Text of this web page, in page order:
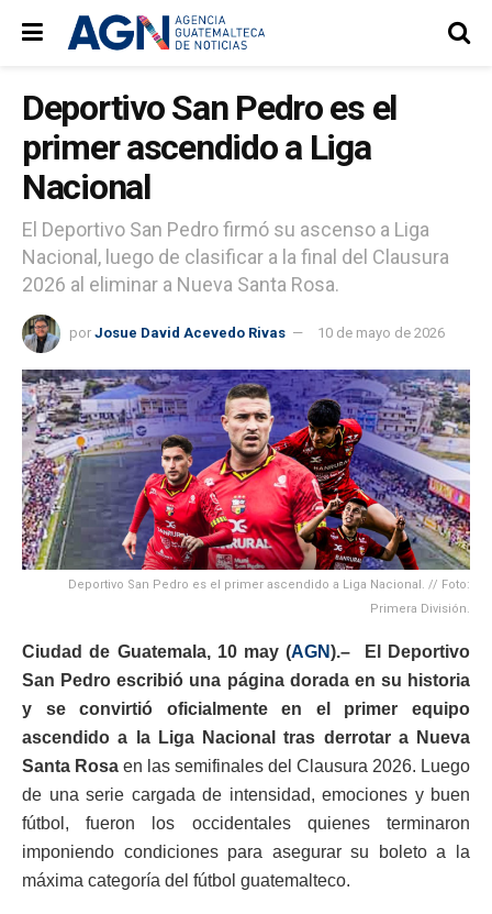
Deportivo San Pedro es el
primer ascendido a Liga
Nacional
El Deportivo San Pedro firmó su ascenso a Liga
Nacional, luego de clasificar a la final del Clausura
2026 al eliminar a Nueva Santa Rosa.
por Josue David Acevedo Rivas 10 de mayo de 2026
Deportivo San Pedro es el primer ascendido a Liga Nacional. // Foto:
Primera División.
Ciudad de Guatemala, 10 may (AGN).– El
Deportivo
San Pedro escribió una página dorada en su historia
y se convirtió oficialmente en el primer equipo
ascendido a la Liga Nacional tras derrotar a Nueva
Santa Rosa en las semifinales del Clausura 2026. Luego
de una serie cargada de intensidad, emociones y buen
fútbol, fueron los occidentales quienes terminaron
imponiendo condiciones para asegurar su boleto a la
máxima categoría del fútbol guatemalteco.